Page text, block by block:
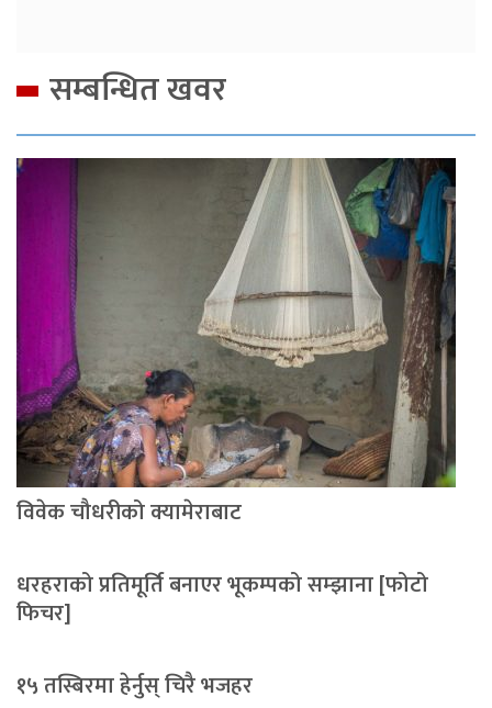
सम्बन्धित खवर
विवेक चौधरीको क्यामेराबाट
धरहराको प्रतिमूर्ति बनाएर भूकम्पको सम्झाना [फोटो
फिचर]
१५ तस्बिरमा हेर्नुस् चिरै भजहर